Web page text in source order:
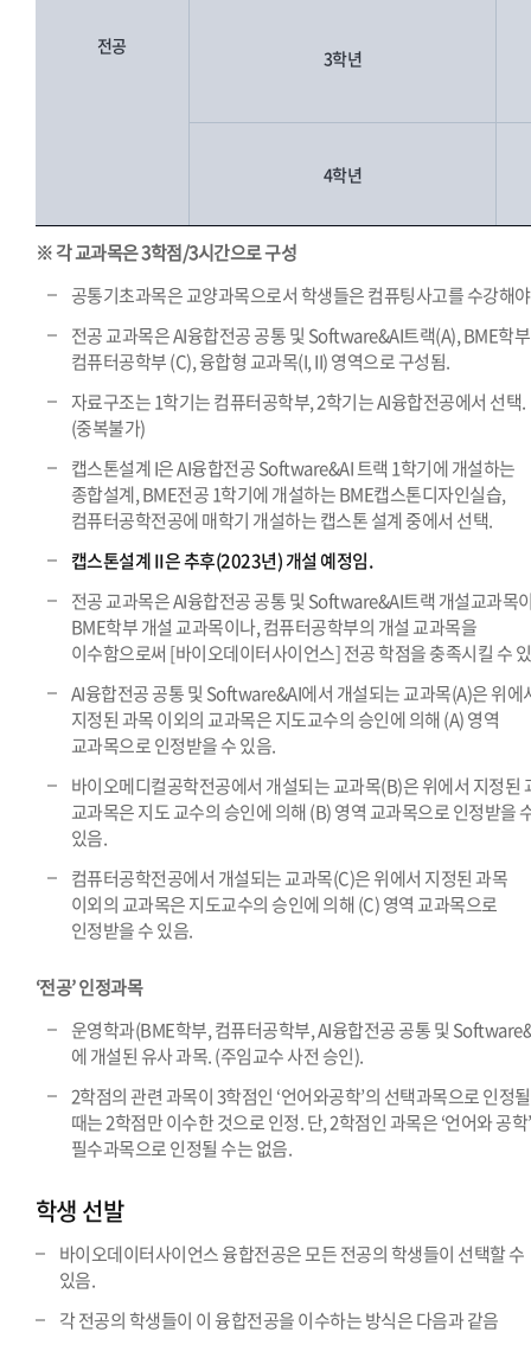
전공
3학년
4학년
※ 각 교과목은 3학점/3시간으로 구성
공통기초과목은 교양과목으로서 학생들은 컴퓨팅사고를 수강해
전공 교과목은 AI융합전공 공통 및 Software&AI트랙(A), BME학
컴퓨터공학부 (C), 융합형 교과목(I, II) 영역으로 구성됨.
자료구조는 1학기는 컴퓨터공학부, 2학기는 AI융합전공에서 선택.
(중복불가)
캡스톤설계 I은 AI융합전공 Software&AI 트랙 1학기에 개설하는
종합설계, BME전공 1학기에 개설하는 BME캡스톤디자인실습,
컴퓨터공학전공에 매학기 개설하는 캡스톤 설계 중에서 선택.
캡스톤설계 II은 추후(2023년) 개설 예정임.
전공 교과목은 AI융합전공 공통 및 Software&AI트랙 개설교과목
BME학부 개설 교과목이나, 컴퓨터공학부의 개설 교과목을
이수함으로써 [바이오데이터사이언스] 전공 학점을 충족시킬 수
AI융합전공 공통 및 Software&AI에서 개설되는 교과목(A)은 위에
지정된 과목 이외의 교과목은 지도교수의 승인에 의해 (A) 영역
교과목으로 인정받을 수 있음.
바이오메디컬공학전공에서 개설되는 교과목(B)은 위에서 지정된
교과목은 지도 교수의 승인에 의해 (B) 영역 교과목으로 인정받을
있음.
컴퓨터공학전공에서 개설되는 교과목(C)은 위에서 지정된 과목
이외의 교과목은 지도교수의 승인에 의해 (C) 영역 교과목으로
인정받을 수 있음.
‘전공’ 인정과목
운영학과(BME학부, 컴퓨터공학부, AI융합전공 공통 및
에 개설된 유사 과목. (주임교수 사전 승인).
2학점의 관련 과목이 3학점인 ‘언어와공학’의 선택과목으로 인정될
때는 2학점만 이수한 것으로 인정. 단, 2학점인 과목은 ‘언어와 공학
필수과목으로 인정될 수는 없음.
학생 선발
바이오데이터사이언스 융합전공은 모든 전공의 학생들이 선택할 수
있음.
각 전공의 학생들이 이 융합전공을 이수하는 방식은 다음과 같음